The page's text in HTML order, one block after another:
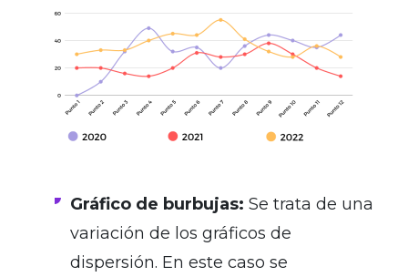
Gráfico de burbujas: Se trata de una
variación de los gráficos de
dispersión. En este caso se